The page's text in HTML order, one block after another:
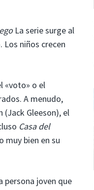
La serie surge al
Los niños crecen
«voto» o el
A menudo,
(Jack Gleeson), el
Casa del
muy bien en su
persona joven que